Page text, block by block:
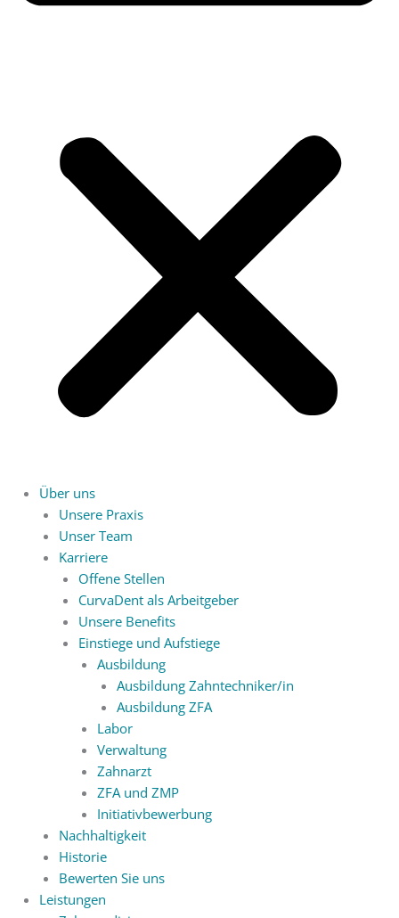
Über uns
Unsere Praxis
Unser Team
Karriere
Offene Stellen
CurvaDent als Arbeitgeber
Unsere Benefits
Einstiege und Aufstiege
Ausbildung
Ausbildung Zahntechniker/in
Ausbildung ZFA
Labor
Verwaltung
Zahnarzt
ZFA und ZMP
Initiativbewerbung
Nachhaltigkeit
Historie
Bewerten Sie uns
Leistungen